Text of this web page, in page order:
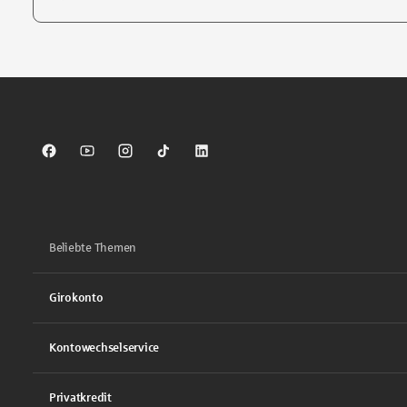
Sparkasse auf Facebook
Sparkasse auf Youtube
Sparkasse auf Instagram
Sparkasse auf TikTok
Sparkasse auf LinkedIn
Beliebte Themen
Girokonto
Kontowechselservice
Privatkredit